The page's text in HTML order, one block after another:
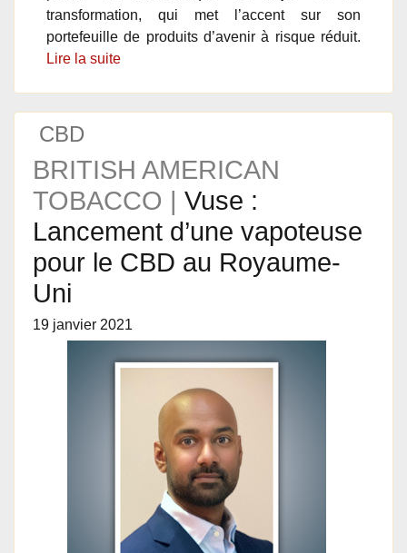
transformation, qui met l’accent sur son
portefeuille de produits d’avenir à risque réduit.
Lire la suite
CBD
BRITISH AMERICAN
TOBACCO | Vuse :
Lancement d’une vapoteuse
pour le CBD au Royaume-
Uni
19 janvier 2021